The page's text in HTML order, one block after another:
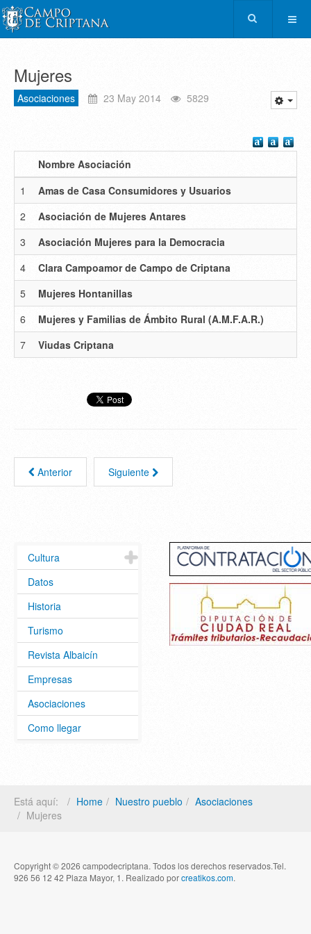
Mujeres
Asociaciones 23 May 2014 5829
Nombre Asociación
1
Amas de Casa Consumidores y Usuarios
2
Asociación de Mujeres Antares
3
Asociación Mujeres para la Democracia
4
Clara Campoamor de Campo de Criptana
5
Mujeres Hontanillas
6
Mujeres y Familias de Ámbito Rural (A.M.F.A.R.)
7
Viudas Criptana
Anterior Siguiente
Cultura
Datos
Historia
Turismo
Revista Albaicín
Empresas
Asociaciones
Como llegar
Está aquí: Home Nuestro pueblo
Asociaciones
Mujeres
Copyright © 2026 campodecriptana. Todos los derechos reservados.Tel.
926 56 12 42 Plaza Mayor, 1. Realizado porcreatikos.com.